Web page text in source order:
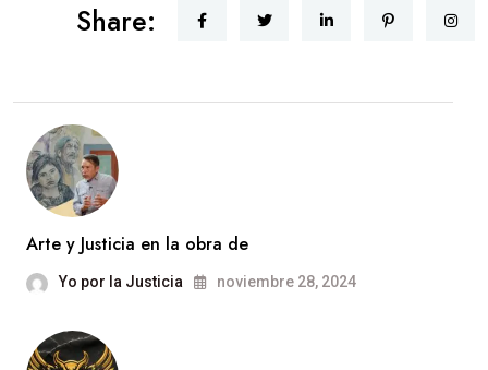
Share:
Arte y Justicia en la obra de
Yo por la Justicia noviembre 28, 2024